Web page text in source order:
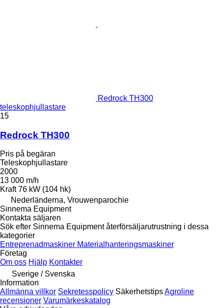
Redrock TH300
teleskophjullastare
15
Redrock TH300
Pris på begäran
Teleskophjullastare
2000
13 000 m/h
Kraft 76 kW (104 hk)
Nederländerna, Vrouwenparochie
Sinnema Equipment
Kontakta säljaren
Sök efter Sinnema Equipment återförsäljarutrustning i dessa
kategorier
Entreprenadmaskiner Materialhanteringsmaskiner
Företag
Om oss Hjälp Kontakter
Sverige / Svenska
Information
Allmänna villkor Sekretesspolicy SäkerhetstipsAgroline
recensioner Varumärkeskatalog